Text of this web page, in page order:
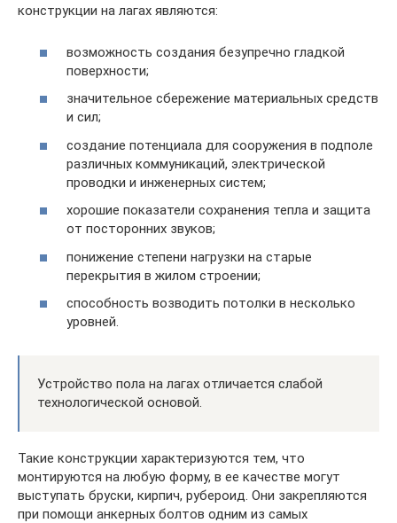
конструкции на лагах являются:
возможность создания безупречно гладкой
поверхности;
значительное сбережение материальных средств
и сил;
создание потенциала для сооружения в подполе
различных коммуникаций, электрической
проводки и инженерных систем;
хорошие показатели сохранения тепла и защита
от посторонних звуков;
понижение степени нагрузки на старые
перекрытия в жилом строении;
способность возводить потолки в несколько
уровней.
Устройство пола на лагах отличается слабой
технологической основой.
Такие конструкции характеризуются тем, что
монтируются на любую форму, в ее качестве могут
выступать бруски, кирпич, рубероид. Они закрепляются
при помощи анкерных болтов одним из самых